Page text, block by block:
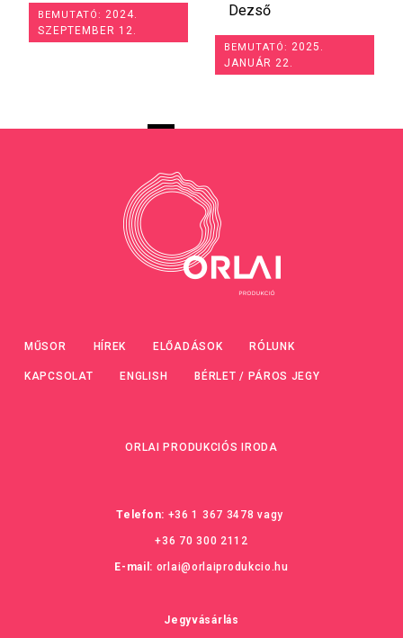
BEMUTATÓ: 2024.
SZEPTEMBER 12.
Dezső
BEMUTATÓ: 2025.
JANUÁR 22.
MŰSOR HÍREK ELŐADÁSOK RÓLUNK
KAPCSOLAT ENGLISH BÉRLET / PÁROS JEGY
ORLAI PRODUKCIÓS IRODA
Telefon: +36 1 367 3478 vagy
+36 70 300 2112
E-mail: orlai@orlaiprodukcio.hu
Jegyvásárlás